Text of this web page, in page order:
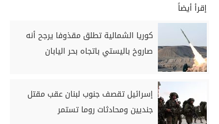
إقرأ أيضاً
كوريا الشمالية تطلق مقذوفا يرجح أنه
صاروخ باليستي باتجاه بحر اليابان
إسرائيل تقصف جنوب لبنان عقب مقتل
جنديين ومحادثات روما تستمر